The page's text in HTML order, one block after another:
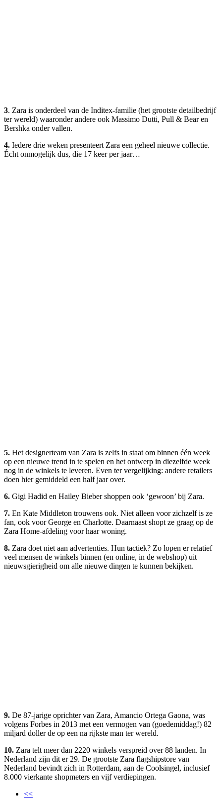
3. Zara is onderdeel van de Inditex-familie (het grootste detailbedrijf
ter wereld) waaronder andere ook Massimo Dutti, Pull & Bear en
Bershka onder vallen.
4. Iedere drie weken presenteert Zara een geheel nieuwe collectie.
Écht onmogelijk dus, die 17 keer per jaar…
5. Het designerteam van Zara is zelfs in staat om binnen één week
op een nieuwe trend in te spelen en het ontwerp in diezelfde week
nog in de winkels te leveren. Even ter vergelijking: andere retailers
doen hier gemiddeld een half jaar over.
6. Gigi Hadid en Hailey Bieber shoppen ook ‘gewoon’ bij Zara.
7. En Kate Middleton trouwens ook. Niet alleen voor zichzelf is ze
fan, ook voor George en Charlotte. Daarnaast shopt ze graag op de
Zara Home-afdeling voor haar woning.
8. Zara doet niet aan advertenties. Hun tactiek? Zo lopen er relatief
veel mensen de winkels binnen (en online, in de webshop) uit
nieuwsgierigheid om alle nieuwe dingen te kunnen bekijken.
9. De 87-jarige oprichter van Zara, Amancio Ortega Gaona, was
volgens Forbes in 2013 met een vermogen van (goedemiddag!) 82
miljard doller de op een na rijkste man ter wereld.
10. Zara telt meer dan 2220 winkels verspreid over 88 landen. In
Nederland zijn dit er 29. De grootste Zara flagshipstore van
Nederland bevindt zich in Rotterdam, aan de Coolsingel, inclusief
8.000 vierkante shopmeters en vijf verdiepingen.
<<